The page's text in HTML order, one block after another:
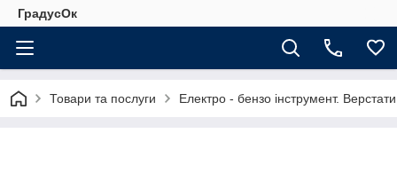
ГрадусОк
Товари та послуги Електро - бензо інструмент. Верстати